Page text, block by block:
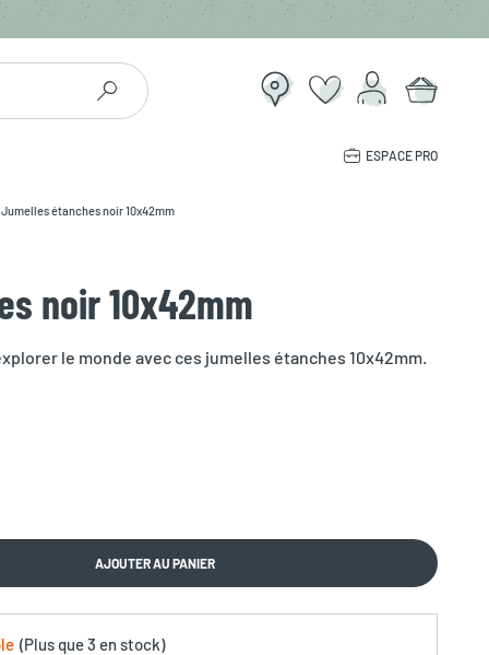
ESPACE PRO
Jumelles étanches noir 10x42mm
noir 10x42mm
le monde avec ces jumelles étanches 10x42mm.
AJOUTER AU PANIER
(Plus que3 en stock)